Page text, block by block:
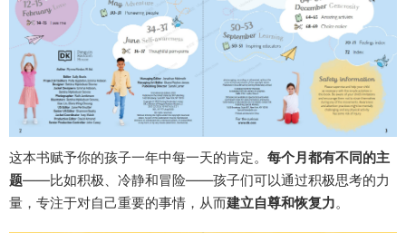
这本书赋予你的孩子一年中每一天的肯定。 每个月都有不同的主
题——比如积极、冷静和冒险——孩子们可以通过积极思考的力
量，专注于对自己重要的事情，从而建立自尊和恢复力。